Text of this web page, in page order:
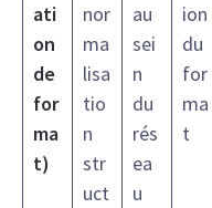
ati
on
de
for
ma
t)
nor
ma
lisa
tio
n
str
uct
au
sei
n
du
rés
ea
u
ion
du
for
ma
t